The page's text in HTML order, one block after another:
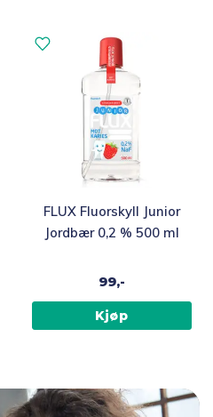
FLUX Fluorskyll Junior
Jordbær 0,2 % 500 ml
99,-
Kjøp